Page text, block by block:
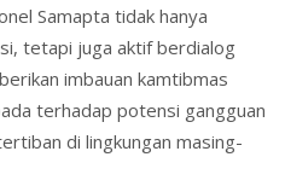
Samapta tidak hanya
tetapi juga aktif berdialog
imbauan kamtibmas
terhadap potensi gangguan
di lingkungan masing-